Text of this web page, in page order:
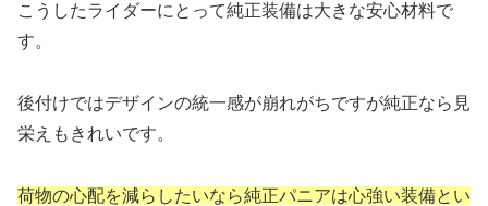
こうしたライダーにとって純正装備は大きな安心材料で
す。
後付けではデザインの統一感が崩れがちですが純正なら見
栄えもきれいです。
荷物の心配を減らしたいなら純正パニアは心強い装備とい